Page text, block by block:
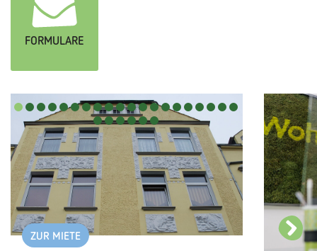
FORMULARE
ZUR MIETE